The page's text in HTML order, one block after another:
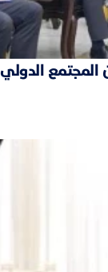
المجتمع الدولي